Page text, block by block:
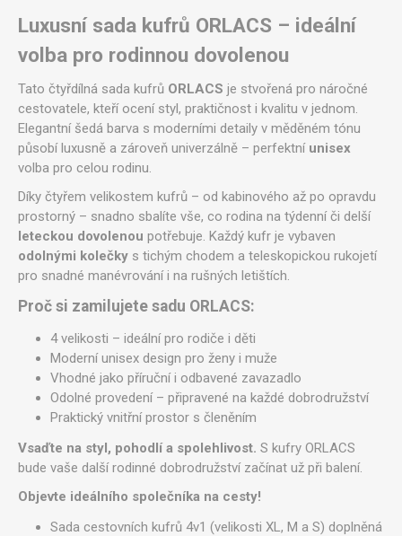
Luxusní sada kufrů ORLACS – ideální
volba pro rodinnou dovolenou
Tato čtyřdílná sada kufrů ORLACS je stvořená pro náročné
cestovatele, kteří ocení styl, praktičnost i kvalitu v jednom.
Elegantní šedá barva s moderními detaily v měděném tónu
působí luxusně a zároveň univerzálně – perfektní unisex
volba pro celou rodinu.
Díky čtyřem velikostem kufrů – od kabinového až po opravdu
prostorný – snadno sbalíte vše, co rodina na týdenní či delší
leteckou dovolenou potřebuje. Každý kufr je vybaven
odolnými kolečky s tichým chodem a teleskopickou rukojetí
pro snadné manévrování i na rušných letištích.
Proč si zamilujete sadu ORLACS:
4 velikosti – ideální pro rodiče i děti
Moderní unisex design pro ženy i muže
Vhodné jako příruční i odbavené zavazadlo
Odolné provedení – připravené na každé dobrodružství
Praktický vnitřní prostor s členěním
Vsaďte na styl, pohodlí a spolehlivost. S kufry ORLACS
bude vaše další rodinné dobrodružství začínat už při balení.
Objevte ideálního společníka na cesty!
Sada cestovních kufrů 4v1 (velikosti XL, M a S) doplněná